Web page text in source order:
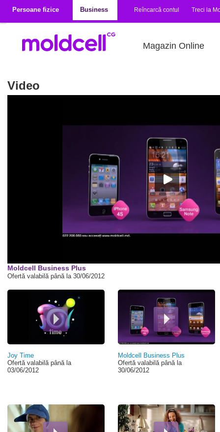
Persoane fizice
Business Reîncarcă contul Treci la
Magazin Online
Video
Moldcell Business Plus
Ofertă valabilă până la 30/06/2012
Joy Time
Ofertă valabilă până la
03/06/2012
Moldcell Business Plus
Ofertă valabilă până la
30/06/2012
Pagini